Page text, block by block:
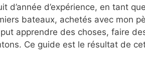
d’année d’expérience, en tant
bateaux, achetés avec mon
put apprendre des choses, faire
Ce guide est le résultat de